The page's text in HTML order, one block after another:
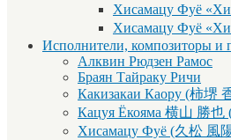
Хисамацу Фуё
Хисамацу Фуё
Исполнители, композиторы и
Алквин Рюдзен Рамос
Браян Тайраку Ричи
Какизакаи Каору (柿堺
Кацуя Ёкояма 横山 勝也
Хисамацу Фуё (久松 風